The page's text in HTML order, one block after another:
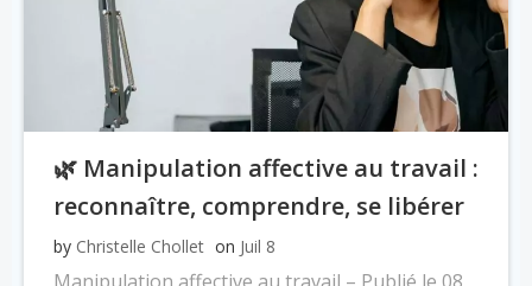
🌿 Manipulation affective au travail :
reconnaître, comprendre, se libérer
by Christelle Chollet on Juil 8